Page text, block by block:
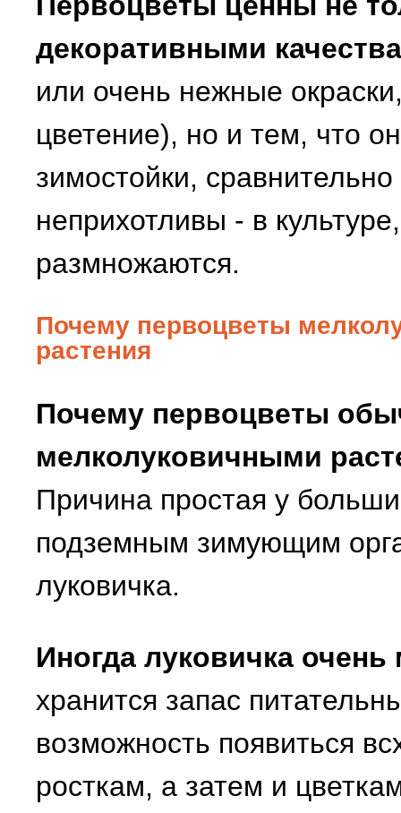
декоративными
или очень нежные
цветение), но и тем, что
зимостойки, сравнительно
неприхотливы - в
размножаются.
Почему первоцветы
растения
Почему первоцветы
мелколуковичными
Причина простая у
подземным зимующим
луковичка.
Иногда луковичка очень
хранится запас
возможность появиться
росткам, а затем и